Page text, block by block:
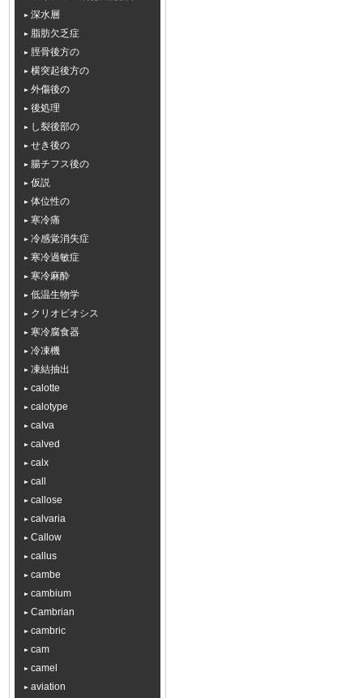
深水層
脂肪欠乏症
脛骨後方の
横突起後方の
外傷後の
後処理
し裂後部の
せき後の
腸チフス後の
仮説
体位性の
寒冷痛
冷感覚消失症
寒冷過敏症
寒冷麻酔
低温生物学
クリオビオシス
寒冷腐食器
冷凍機
凍結抽出
calotte
calotype
calva
calved
calx
call
callose
calvaria
Callow
callus
cambe
cambium
Cambrian
cambric
cam
camel
aviation